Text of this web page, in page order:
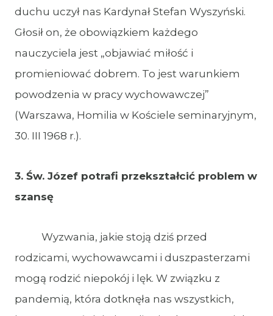
duchu uczył nas Kardynał Stefan Wyszyński.
Głosił on, że obowiązkiem każdego
nauczyciela jest „objawiać miłość i
promieniować dobrem. To jest warunkiem
powodzenia w pracy wychowawczej”
(Warszawa, Homilia w Kościele seminaryjnym,
30. III 1968 r.).
3. Św. Józef potrafi przekształcić problem w
szansę
Wyzwania, jakie stoją dziś przed
rodzicami, wychowawcami i duszpasterzami
mogą rodzić niepokój i lęk. W związku z
pandemią, która dotknęła nas wszystkich,